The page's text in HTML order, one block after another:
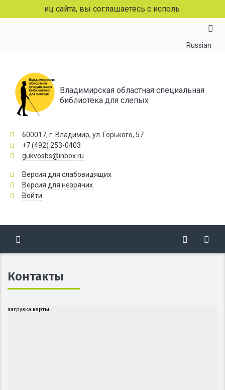
сайта, вы соглашаетесь с использованием файлов
Russian
Владимирская областная специальная
библиотека для слепых
600017, г. Владимир, ул. Горького, 57
+7 (492) 253-0403
gukvosbs@inbox.ru
Версия для слабовидящих
Версия для незрячих
Войти
Контакты
загрузка карты...